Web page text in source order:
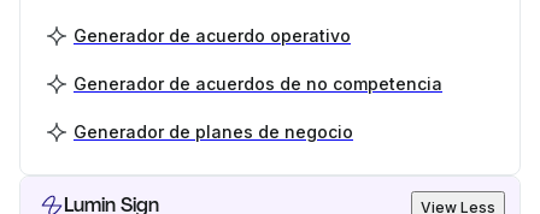
Generador de acuerdo operativo
Generador de acuerdos de no competencia
Generador de planes de negocio
Lumin Sign View Less